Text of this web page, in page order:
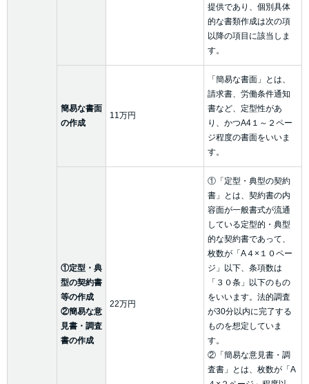
提供であり、個別具体
的な書類作成は次の項
以降の項目に該当しま
す。
簡易な書面
の作成
11万円
「簡易な書面」とは、
請求書、労働条件通知
書など、定型性があ
り、かつA4１～２ペー
ジ程度の書面をいいま
す。
①定型・典
型の契約書
等の作成
②簡易な意
見書・調査
書の作成
22万円
①「定型・典型の契約
書」とは、契約書の内
容面が一般書式が流通
している定型的・典型
的な契約書であって、
枚数が「A４×１０ペー
ジ」以下、条項数は
「３０条」以下のもの
をいいます。法的調査
が30分以内に完了する
ものを想定していま
す。
②「簡易な意見書・調
査書」とは、枚数が「A